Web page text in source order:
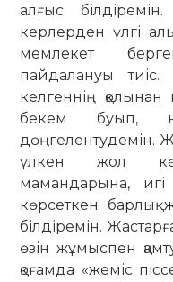
алғыс
керлерден үлгі
мемлекет
пайдалануы
келгеннің қолынан
бекем буып,
дөңгелентудемін.
үлкен жол
мамандарына, игі
көрсеткен бар­лық
білдіремін.
өзін жұмыспен
қоғамда «жеміс